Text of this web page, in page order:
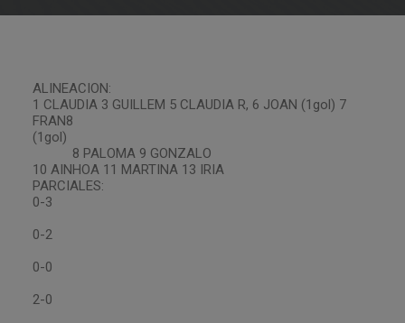
ALINEACION:
1 CLAUDIA 3 GUILLEM 5 CLAUDIA R, 6 JOAN (1gol) 7
FRAN8
(1gol)
8 PALOMA 9 GONZALO
10 AINHOA 11 MARTINA 13 IRIA
PARCIALES:
0-3
0-2
0-0
2-0